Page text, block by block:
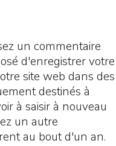
un commentaire
d'enregistrer votre
site web dans des
destinés à
à saisir à nouveau
un autre
au bout d'un an.